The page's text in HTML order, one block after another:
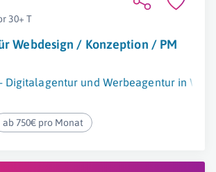
30+ T
Webdesign / Konzeption / PM
Digitalagentur und Werbeagentur in Wien
ab 750€ pro Monat